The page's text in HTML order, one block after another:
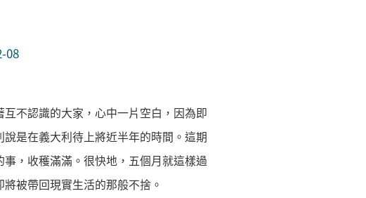
08
不認識的大家，心中一片空白，因為即
是在義大利待上將近半年的時間。這期
，收穫滿滿。很快地，五個月就這樣過
被帶回現實生活的那般不捨。